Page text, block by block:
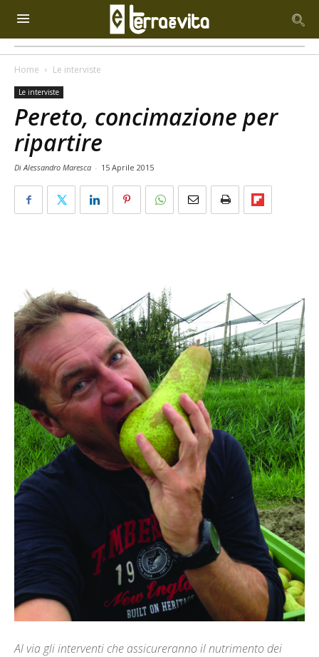
Home Le interviste
Le interviste
Pereto, concimazione per
ripartire
Di Alessandro Maresca - 15 Aprile 2015
Al via gli interventi che assicureranno il nutrimento dei